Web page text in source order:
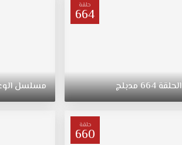
حلقة
664
الحلقة664مدبلج مسلسل
حلقة
660